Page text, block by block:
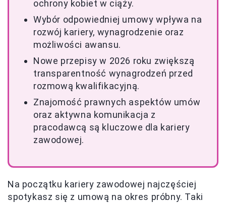
ochrony kobiet w ciąży.
Wybór odpowiedniej umowy wpływa na
rozwój kariery, wynagrodzenie oraz
możliwości awansu.
Nowe przepisy w 2026 roku zwiększą
transparentność wynagrodzeń przed
rozmową kwalifikacyjną.
Znajomość prawnych aspektów umów
oraz aktywna komunikacja z
pracodawcą są kluczowe dla kariery
zawodowej.
Na początku kariery zawodowej najczęściej
spotykasz się z umową na okres próbny. Taki